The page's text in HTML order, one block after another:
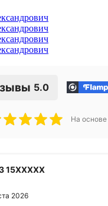
5.0
На основе
15XXXXX
2026